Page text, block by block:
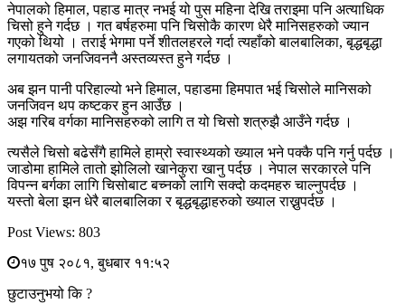
नेपालको हिमाल, पहाड मात्र नभई यो पुस महिना देखि तराइमा पनि अत्याधिक
चिसो हुने गर्दछ । गत बर्षहरुमा पनि चिसोकै कारण धेरै मानिसहरुको ज्यान
गएको थियो । तराई भेगमा पर्ने शीतलहरले गर्दा त्यहाँको बालबालिका, बृद्धबृद्धा
लगायतको जनजिवननै अस्तव्यस्त हुने गर्दछ ।
अब झन पानी परिहाल्यो भने हिमाल, पहाडमा हिमपात भई चिसोले मानिसको
जनजिवन थप कष्टकर हुन आउँछ ।
अझ गरिब वर्गका मानिसहरुको लागि त यो चिसो शत्रुझै आउँने गर्दछ ।
त्यसैले चिसो बढेसँगै हामिले हाम्रो स्वास्थ्यको ख्याल भने पक्कै पनि गर्नु पर्दछ ।
जाडोमा हामिले तातो झोलिलो खानेकुरा खानु पर्दछ । नेपाल सरकारले पनि
विपन्न बर्गका लागि चिसोबाट बच्नको लागि सक्दो कदमहरु चाल्नुपर्दछ ।
यस्तो बेला झन धेरै बालबालिका र बृद्धबृद्धाहरुको ख्याल राख्नुपर्दछ ।
Post Views: 803
१७ पुष २०८१, बुधबार ११:५२
छुटाउनुभयो कि ?